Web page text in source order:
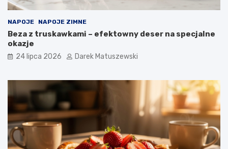
NAPOJE NAPOJE ZIMNE
Beza z truskawkami – efektowny deser na specjalne
okazje
24 lipca 2026 Darek Matuszewski